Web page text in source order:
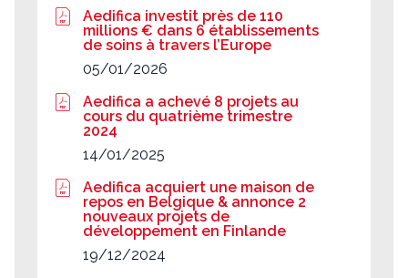
Aedifica investit près de 110
millions € dans 6 établissements
de soins à travers l’Europe
05/01/2026
Aedifica a achevé 8 projets au
cours du quatrième trimestre
2024
14/01/2025
Aedifica acquiert une maison de
repos en Belgique & annonce 2
nouveaux projets de
développement en Finlande
19/12/2024